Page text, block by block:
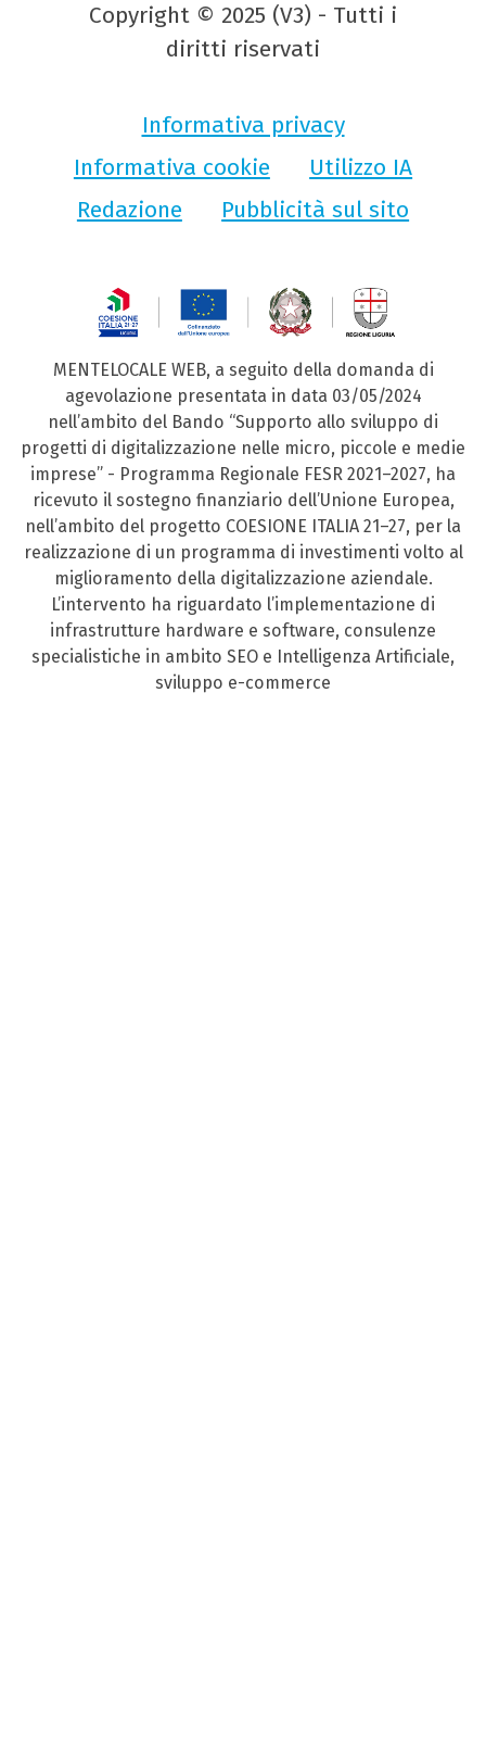
Copyright © 2025 (V3) - Tutti i
diritti riservati
Informativa privacy
Informativa cookie
Utilizzo IA
Redazione
Pubblicità sul sito
MENTELOCALE WEB, a seguito della domanda di
agevolazione presentata in data 03/05/2024
nell’ambito del Bando “Supporto allo sviluppo di
progetti di digitalizzazione nelle micro, piccole e medie
imprese” - Programma Regionale FESR 2021–2027, ha
ricevuto il sostegno finanziario dell’Unione Europea,
nell’ambito del progetto COESIONE ITALIA 21–27, per la
realizzazione di un programma di investimenti volto al
miglioramento della digitalizzazione aziendale.
L’intervento ha riguardato l’implementazione di
infrastrutture hardware e software, consulenze
specialistiche in ambito SEO e Intelligenza Artificiale,
sviluppo e-commerce